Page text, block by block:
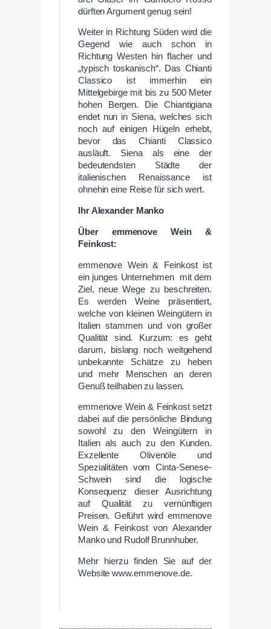
dürften Argument genug sein!
Weiter in Richtung Süden wird die
Gegend wie auch schon in
Richtung Westen hin flacher und
„typisch toskanisch“. Das Chianti
Classico ist immerhin ein
Mittelgebirge mit bis zu 500 Meter
hohen Bergen. Die Chiantigiana
endet nun in Siena, welches sich
noch auf einigen Hügeln erhebt,
bevor das Chianti Classico
ausläuft. Siena als eine der
bedeutendsten Städte der
italienischen Renaissance ist
ohnehin eine Reise für sich wert.
Ihr Alexander Manko
Über emmenove Wein &
Feinkost:
emmenove Wein & Feinkost ist
ein junges Unternehmen
mit dem
Ziel, neue Wege zu beschreiten.
Es werden Weine präsentiert,
welche von kleinen Weingütern in
Italien stammen und von großer
Qualität sind. Kurzum: es geht
darum, bislang noch weitgehend
unbekannte Schätze zu heben
und mehr Menschen an deren
Genuß teilhaben zu lassen.
emmenove Wein & Feinkost setzt
dabei auf die persönliche Bindung
sowohl zu den Weingütern in
Italien als auch zu den Kunden.
Exzellente Olivenöle und
Spezialitäten vom Cinta-Senese-
Schwein sind die logische
Konsequenz dieser Ausrichtung
auf Qualität zu vernünftigen
Preisen. Geführt wird emmenove
Wein & Feinkost von Alexander
Manko und Rudolf Brunnhuber.
Mehr hierzu finden Sie auf der
Website www.emmenove.de.